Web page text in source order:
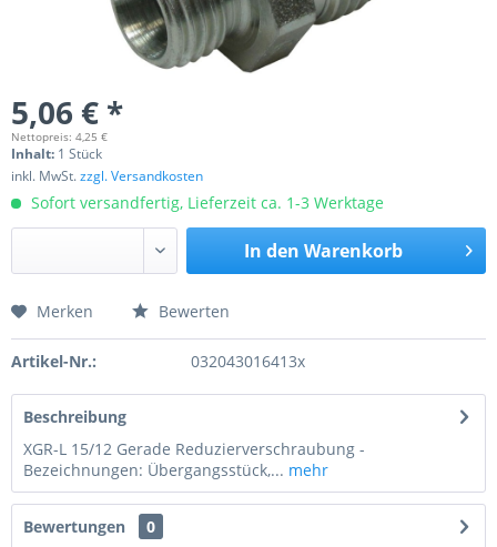
5,06 € *
Nettopreis: 4,25 €
Inhalt: 1 Stück
inkl. MwSt.zzgl. Versandkosten
Sofort versandfertig, Lieferzeit ca. 1-3 Werktage
In den Warenkorb
Preis anfragen
Merken Bewerten
Artikel-Nr.: 032043016413x
Beschreibung
XGR-L 15/12 Gerade Reduzierverschraubung -
Bezeichnungen: Übergangsstück,... mehr
Bewertungen
0